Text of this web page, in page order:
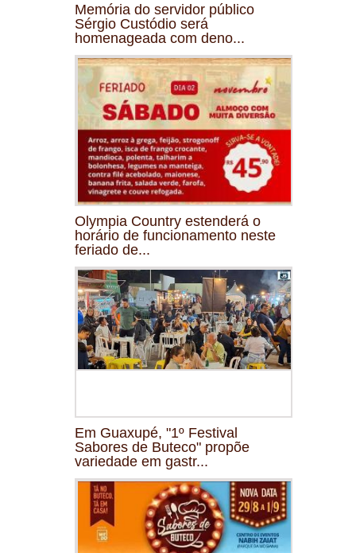
Memória do servidor público
Sérgio Custódio será
homenageada com deno...
Olympia Country estenderá o
horário de funcionamento neste
feriado de...
Em Guaxupé, "1º Festival
Sabores de Buteco" propõe
variedade em gastr...